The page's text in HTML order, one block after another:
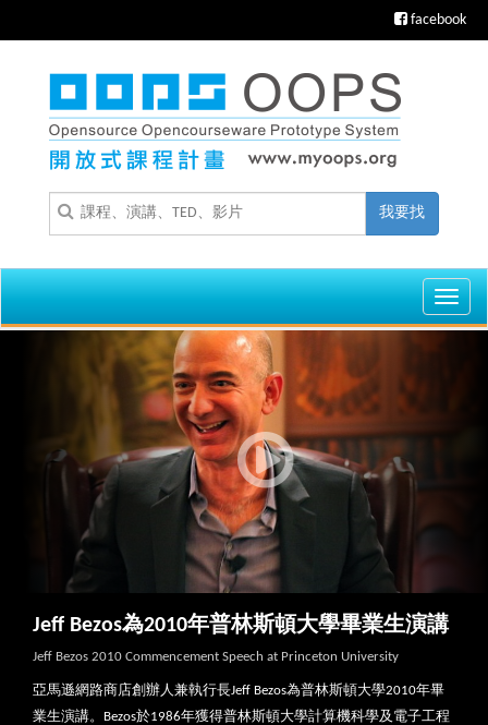
facebook
我要找
Jeff Bezos為2010年普林斯頓大學畢業生演講
Jeff Bezos 2010 Commencement Speech at Princeton University
亞馬遜網路商店創辦人兼執行長Jeff Bezos為普林斯頓大學2010年畢
業生演講。Bezos於1986年獲得普林斯頓大學計算機科學及電子工程